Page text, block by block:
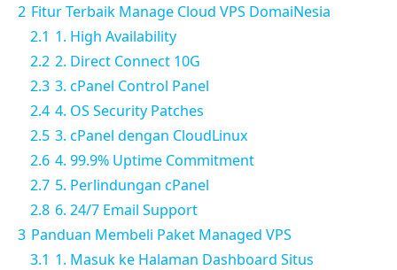
2 Fitur Terbaik Manage Cloud VPS DomaiNesia
2.1 1. High Availability
2.2 2. Direct Connect 10G
2.3 3. cPanel Control Panel
2.4 4. OS Security Patches
2.5 3. cPanel dengan CloudLinux
2.6 4. 99.9% Uptime Commitment
2.7 5. Perlindungan cPanel
2.8 6. 24/7 Email Support
3 Panduan Membeli Paket Managed VPS
3.1 1. Masuk ke Halaman Dashboard Situs